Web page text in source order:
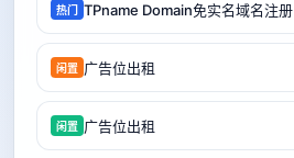
热门 TPname Domain免实名域名注册
闲置 广告位出租
闲置 广告位出租